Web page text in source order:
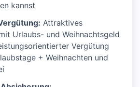
kannst
Attraktives
Urlaubs- und Weihnachtsgeld
Vergütung
+ Weihnachten und